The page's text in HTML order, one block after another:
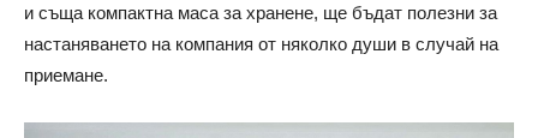
и съща компактна маса за хранене, ще бъдат полезни за
настаняването на компания от няколко души в случай на
приемане.